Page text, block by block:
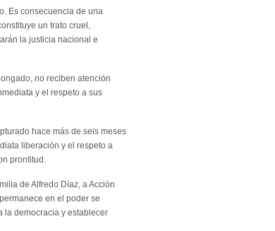
Es consecuencia de una
un trato cruel,
la justicia nacional e
no reciben atención
y el respeto a sus
hace más de seis meses
liberación y el respeto a
prontitud.
de Alfredo Díaz, a Acción
en el poder se
la democracia y establecer